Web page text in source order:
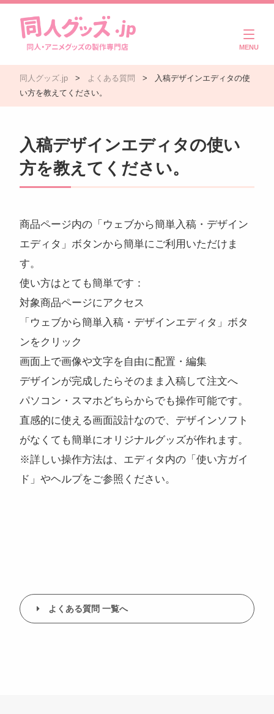
商品一覧
ご利用ガイド
製作実績
よくある質問
コラム
注目のキーワード
コンサートグッズペンライトフォンタブアクリルグッズ
アクキーキーホルダーアクリルスタンドアクリルパネル
スマホスタンド回転アクスタ着せ替えアクスタ
モーテルキーライトバングル マスクケース
パスケース
ペットボトルホルダー
同人グッズ.jp > よくある質問 >
入稿デザインエディタの使
い方を教えてください。
入稿デザインエディタの使い
方を教えてください。
商品ページ内の「ウェブから簡単入稿・デザイン
エディタ」ボタンから簡単にご利用いただけま
す。
使い方はとても簡単です：
対象商品ページにアクセス
「ウェブから簡単入稿・デザインエディタ」ボタ
ンをクリック
画面上で画像や文字を自由に配置・編集
デザインが完成したらそのまま入稿して注文へ
パソコン・スマホどちらからでも操作可能です。
直感的に使える画面設計なので、デザインソフト
がなくても簡単にオリジナルグッズが作れます。
※詳しい操作方法は、エディタ内の「使い方ガイ
ド」やヘルプをご参照ください。
よくある質問 一覧へ